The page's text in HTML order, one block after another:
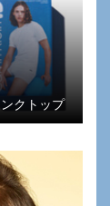
クトップ